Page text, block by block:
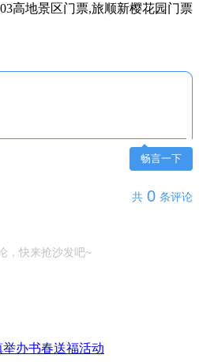
高地景区门票,旅顺新樱花园门票
畅言一下
共 0 条评论
，快来抢沙发吧~
办书春送福活动